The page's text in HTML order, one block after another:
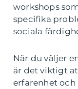
workshops
specifika
sociala
När du väljer
är det viktigt
erfarenhet